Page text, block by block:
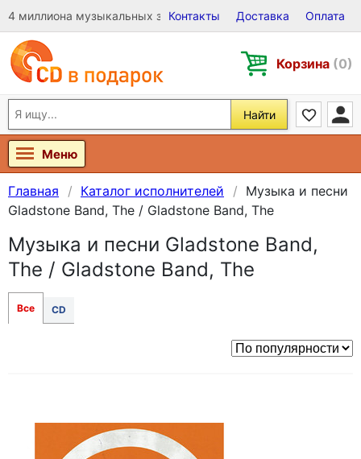
4 миллиона музыкальных записей на Виниле, CD и DVD
Контакты Доставка Оплата
Корзина (0)
Найти
Меню
Главная Каталог исполнителей
Музыка и песни
Gladstone Band, The / Gladstone Band, The
Музыка и песни Gladstone Band,
The / Gladstone Band, The
Все CD